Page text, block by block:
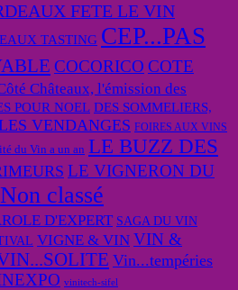
FETE LE VIN
TASTING CEP...PAS
COCORICO COTE
Châteaux, l'émission des
POUR NOEL DES SOMMELIERS,
VENDANGES FOIRES AUX VINS
du Vin a un an LE BUZZ DES
LE VIGNERON DU
Non classé
D'EXPERT SAGA DU VIN
VIGNE & VIN VIN &
Vin...tempéries
vinitech-sifel